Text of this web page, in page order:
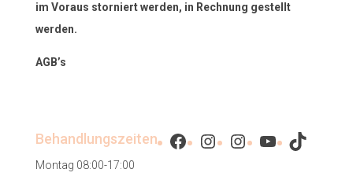
im Voraus storniert werden, in Rechnung gestellt
werden.
AGB’s
Behandlungszeiten
Montag 08:00-17:00
Facebook
Instagram
Instagram
YouTube
TikTok